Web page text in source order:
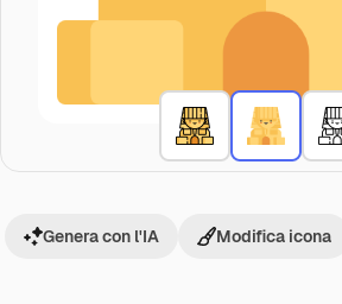
Genera con l'IA Modifica icona